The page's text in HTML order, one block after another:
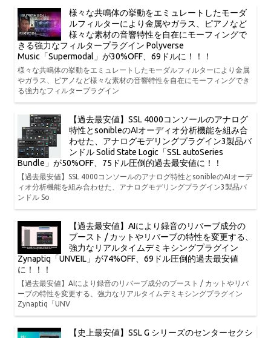
様々な共鳴体の挙動をエミュレートしたモーダ
ルフィルターにより金属やガラス、ピアノなど
様々な素材の音響特性を自在にモーフィングで
きる強力なフィルタープラグイン Polyverse
Music「Supermodal」が30%OFF、69ドルに！！！
様々な共鳴体の挙動をエミュレートしたモーダルフィルターにより金属
やガラス、ピアノなど様々な素材の音響特性を自在にモーフィングでき
る強力なフィルタープラグイン
【過去最安値】SSL 4000コンソールのアナログ
特性とsonibleのAIオーディオ分析機能を組み合
わせた、アナログモデリングプラグイン3製品バ
ンドル Solid State Logic「SSL autoSeries
Bundle」が50%OFF、75ドル圧倒的過去最安値に！！
【過去最安値】SSL 4000コンソールのアナログ特性とsonibleのAIオーデ
ィオ分析機能を組み合わせた、アナログモデリングプラグイン3製品バ
ンドル So
【過去最安値】AIにより録音のリバーブ成分の
ブースト / カットやリバーブの特性を変更する、
強力なリアルタイムデミキシングプラグイン
Zynaptiq「UNVEIL」が74%OFF、69ドル圧倒的過去最安値
に！！！
【過去最安値】AIにより録音のリバーブ成分のブースト / カットやリバ
ーブの特性を変更する、強力なリアルタイムデミキシングプラグイン
Zynaptiq「UNV
【史上最安値】SSL G シリーズのセンターセクシ